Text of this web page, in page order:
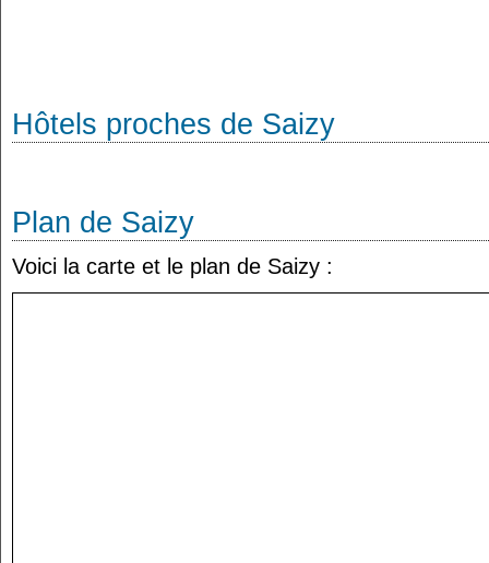
Hôtels proches de Saizy
Plan de Saizy
Voici la carte et le plan de Saizy :